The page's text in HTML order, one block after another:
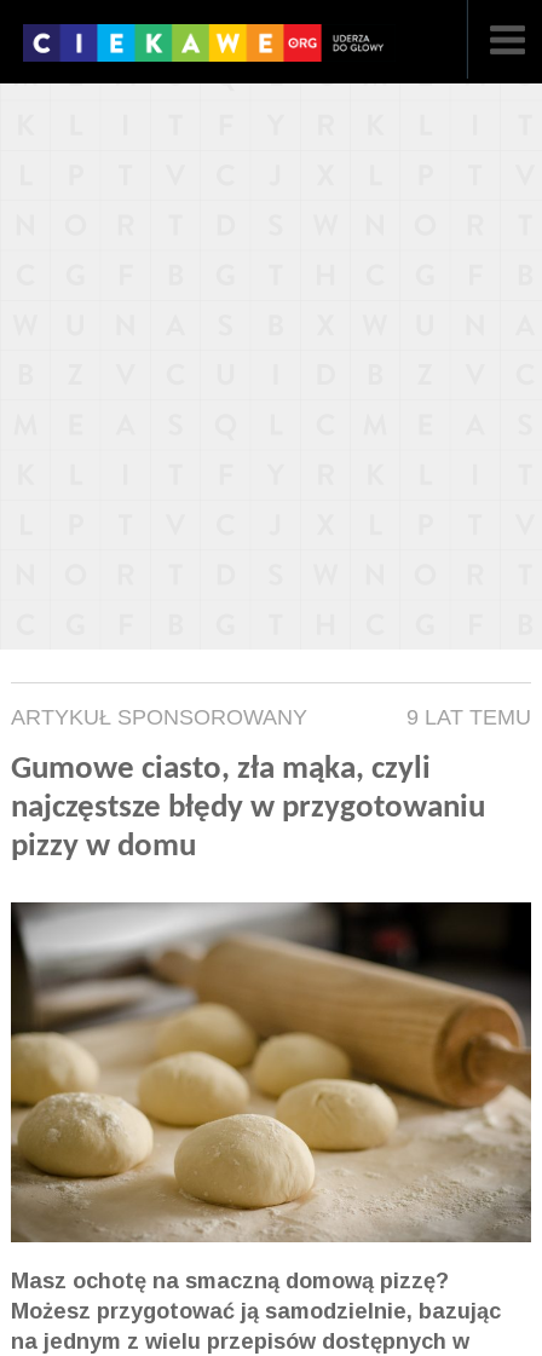
ARTYKUŁ SPONSOROWANY 9 LAT TEMU
Gumowe ciasto, zła mąka, czyli
najczęstsze błędy w przygotowaniu
pizzy w domu
Masz ochotę na smaczną domową pizzę?
Możesz przygotować ją samodzielnie, bazując
na jednym z wielu przepisów dostępnych w